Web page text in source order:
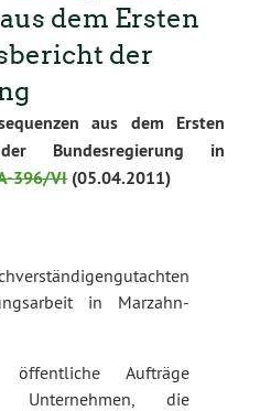
dem Ersten
der
aus dem Ersten
der Bundesregierung in
396/VI (05.04.2011)
in Marzahn-
Aufträge
Unternehmen, die